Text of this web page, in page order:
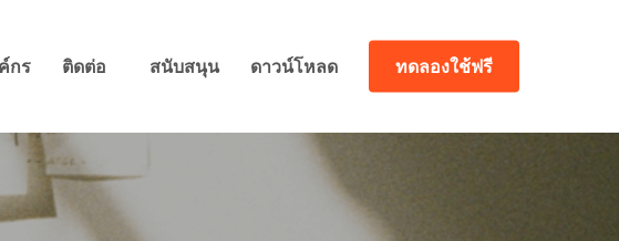
กร ติดต่อ สนับสนุน ดาวน์โหลด ทดลองใช้ฟรี